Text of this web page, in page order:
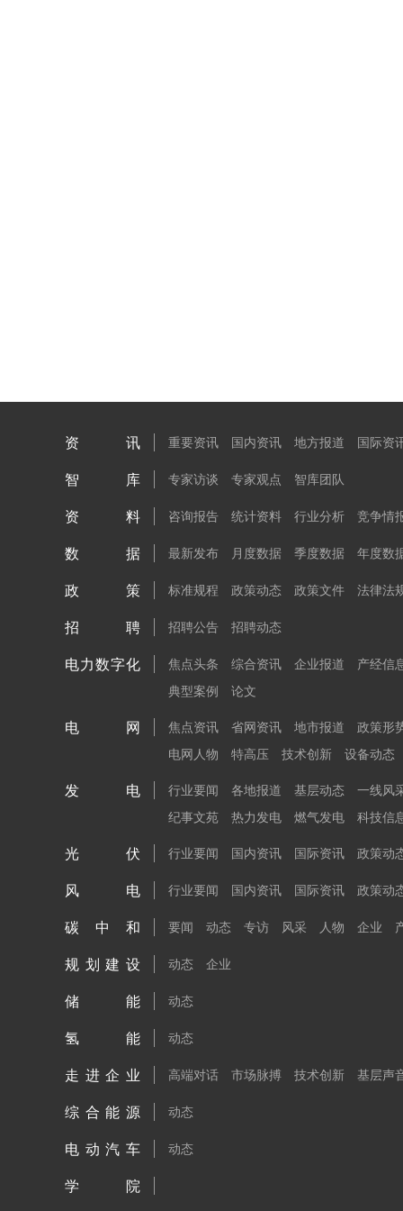
资讯 重要资讯 国内资讯 地方报道 国际资
智库 专家访谈 专家观点 智库团队
资料 咨询报告 统计资料 行业分析 竞争情
数据 最新发布 月度数据 季度数据 年度数
政策 标准规程 政策动态 政策文件 法律法
招聘 招聘公告 招聘动态
电力数字化 焦点头条 综合资讯 企业报道 产经信
典型案例
论文
电网 焦点资讯 省网资讯 地市报道 政策形
电网人物
特高压 技术创新 设备动态
发电 行业要闻 各地报道 基层动态 一线风
纪事文苑
热力发电 燃气发电 科技信
光伏 行业要闻 国内资讯 国际资讯 政策动
风电 行业要闻 国内资讯 国际资讯 政策动
碳中和 要闻 动态 专访 风采 人物 企业
规划建设 动态 企业
储能 动态
氢能 动态
走进企业 高端对话 市场脉搏 技术创新 基层声
综合能源 动态
电动汽车 动态
学院